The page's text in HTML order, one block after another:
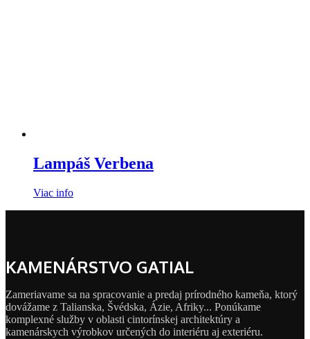
Lampáš Verbena
Viac info
KAMENÁRSTVO GATIAL
Zameriavame sa na spracovanie a predaj prírodného kameňa, ktorý
dovážame z Talianska, Švédska, Ázie, Afriky... Ponúkame
komplexné služby v oblasti cintorínskej architektúry a
kamenárskych výrobkov určených do interiéru aj exteriéru.